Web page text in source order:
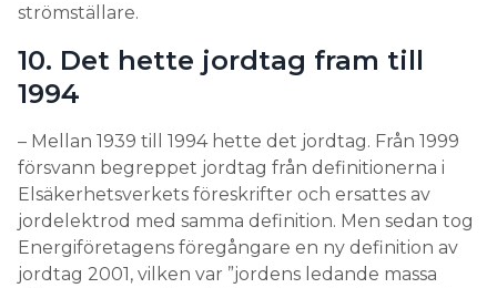
strömställare.
10. Det hette jordtag fram till
1994
– Mellan 1939 till 1994 hette det jordtag. Från 1999
försvann begreppet jordtag från definitionerna i
Elsäkerhetsverkets föreskrifter och ersattes av
jordelektrod med samma definition. Men sedan tog
Energiföretagens föregångare en ny definition av
jordtag 2001, vilken var ”jordens ledande massa